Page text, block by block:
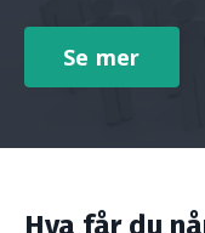
Se mer
Hva får du